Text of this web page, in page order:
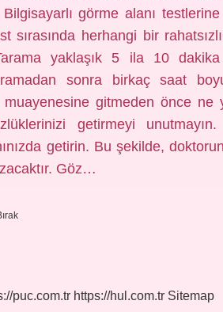
görme alanı
sırasında herhangi bir
yaklaşık 5 ila 10
sonra birkaç saat
gitmeden önce ne
getirmeyi unutmayın.
getirin. Bu şekilde,
Göz…
puc.com.tr https://hul.com.tr Sitemap